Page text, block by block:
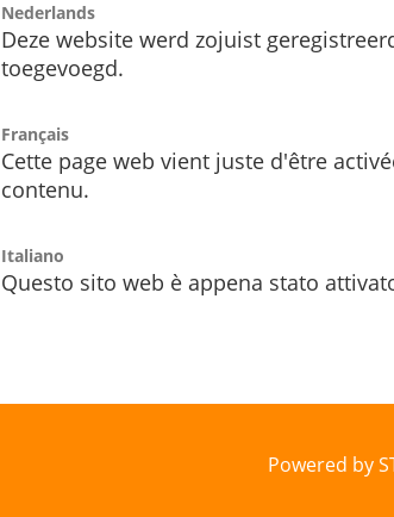
Nederlands
Deze website werd zojuist
toegevoegd.
Français
Cette page web vient juste d'être
contenu.
Italiano
Questo sito web è appena stato
Powered by